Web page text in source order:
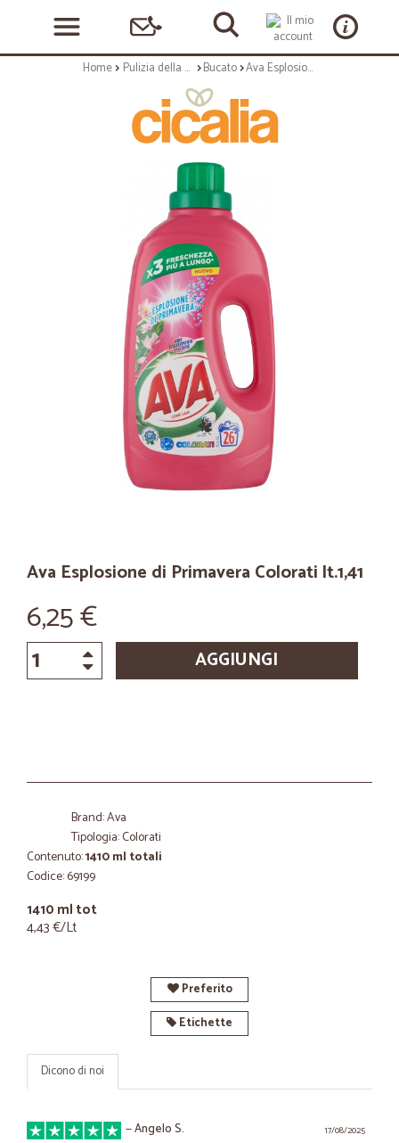
Home Pulizia della casa Bucato Ava Esplosione di Primavera Colorati lt.1,41
Ava Esplosione di Primavera Colorati lt.1,41
6,25 €
AGGIUNGI
Brand: Ava
Tipologia: Colorati
Contenuto:1410 ml totali
Codice: 69199
1410 ml tot
4,43 €/Lt
Preferito
Etichette
Dicono di noi
17/08/2025
—Angelo S.